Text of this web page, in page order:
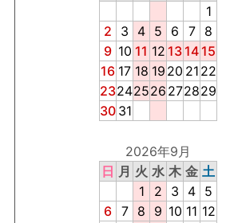
1
2
3 4 5 6 7
8
9 10 11 12 13 14 15
16 17 18 19 20 21 22
23242526 272829
30 31
2026年9月
日 月 火 水 木 金 土
1
2 3 4 5
6 7 8 9 10 11 12